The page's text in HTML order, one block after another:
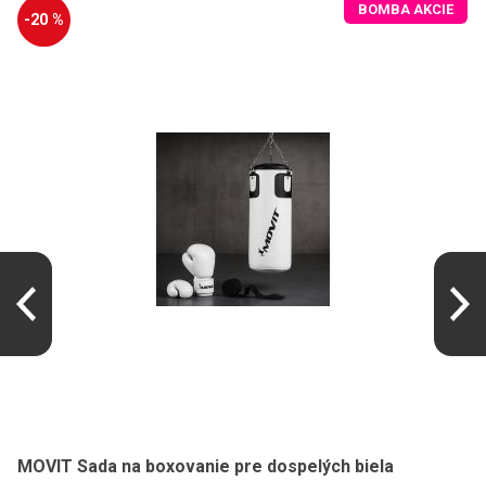
-20 %
BOMBA AKCIE
MOVIT Sada na boxovanie pre dospelých biela